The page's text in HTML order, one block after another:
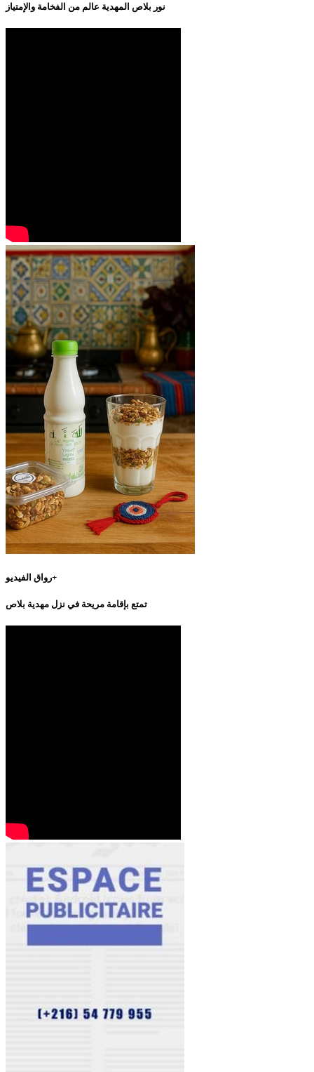
نور بلاص المهدية عالم من الفخامة والإمتياز
رواق الفيديو+
تمتع بإقامة مريحة في نزل مهدية بلاص